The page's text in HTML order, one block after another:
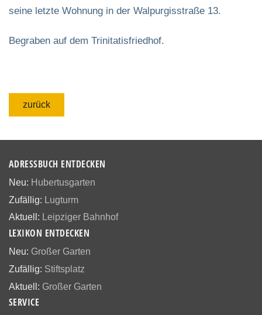
seine letzte Wohnung in der Walpurgisstraße 13.
Begraben auf dem Trinitatisfriedhof.
zurück
ADRESSBUCH ENTDECKEN
Neu: Hubertusgarten
Zufällig: Lugturm
Aktuell: Leipziger Bahnhof
LEXIKON ENTDECKEN
Neu: Großer Garten
Zufällig: Stiftsplatz
Aktuell: Großer Garten
SERVICE